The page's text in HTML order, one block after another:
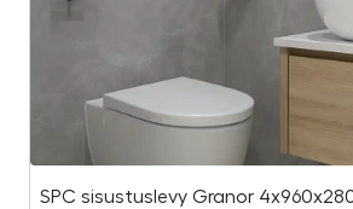
SPC sisustuslevy Granor